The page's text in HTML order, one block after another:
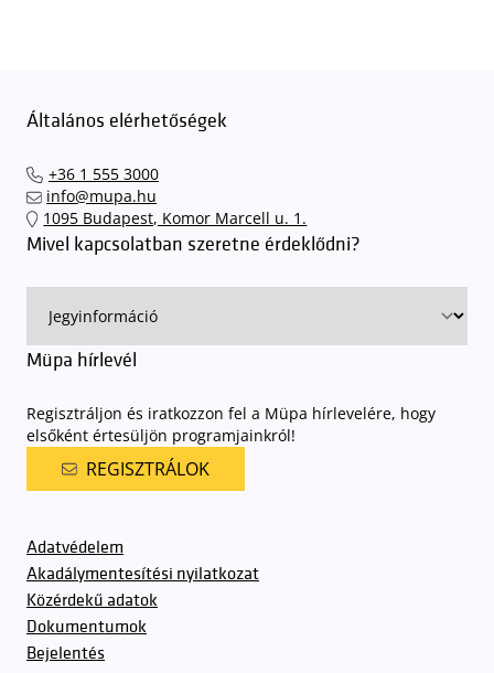
Általános elérhetőségek
+36 1 555 3000
info@mupa.hu
1095 Budapest, Komor Marcell u. 1.
Mivel kapcsolatban szeretne érdeklődni?
Müpa hírlevél
Regisztráljon és iratkozzon fel a Müpa hírlevelére, hogy
elsőként értesüljön programjainkról!
REGISZTRÁLOK
Adatvédelem
Akadálymentesítési nyilatkozat
Közérdekű adatok
Dokumentumok
Bejelentés